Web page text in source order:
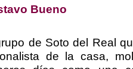
Bueno
de Soto del Real
de la casa,